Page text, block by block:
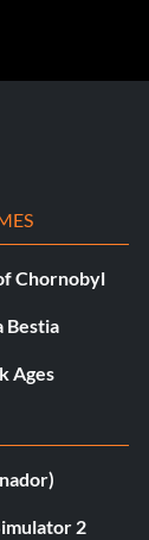
Chornobyl
Bestia
Ages
2